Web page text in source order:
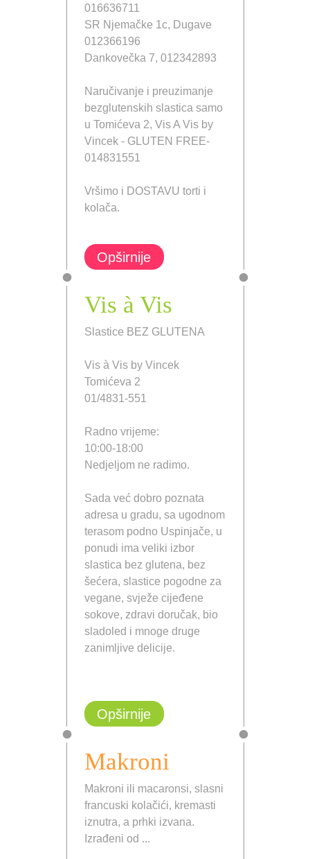
016636711
SR Njemačke 1c, Dugave
012366196
Dankovečka 7, 012342893
Naručivanje i preuzimanje
bezglutenskih slastica samo
u Tomićeva 2, Vis A Vis by
Vincek - GLUTEN FREE-
014831551
Vršimo i DOSTAVU torti i
kolača.
Opširnije
Vis à Vis
Slastice BEZ GLUTENA
Vis à Vis by Vincek
Tomićeva 2
01/4831-551
Radno vrijeme:
10:00-18:00
Nedjeljom ne radimo.
Sada već dobro poznata
adresa u gradu, sa ugodnom
terasom podno Uspinjače, u
ponudi ima veliki izbor
slastica bez glutena, bez
šećera, slastice pogodne za
vegane, svježe cijeđene
sokove, zdravi doručak, bio
sladoled i mnoge druge
zanimljive delicije.
Opširnije
Makroni
Makroni ili macaronsi, slasni
francuski kolačići, kremasti
iznutra, a prhki izvana.
Izrađeni od ...